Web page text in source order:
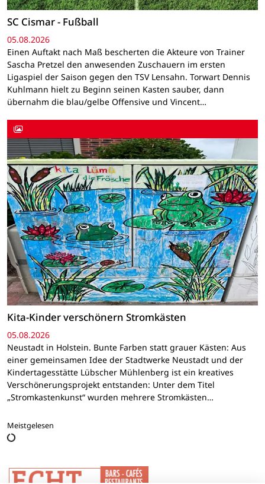
SC Cismar - Fußball
05.08.2026
Einen Auftakt nach Maß bescherten die Akteure von Trainer
Sascha Pretzel den anwesenden Zuschauern im ersten
Ligaspiel der Saison gegen den TSV Lensahn. Torwart Dennis
Kuhlmann hielt zu Beginn seinen Kasten sauber, dann
übernahm die blau/gelbe Offensive und Vincent…
Kita-Kinder verschönern Stromkästen
05.08.2026
Neustadt in Holstein. Bunte Farben statt grauer Kästen: Aus
einer gemeinsamen Idee der Stadtwerke Neustadt und der
Kindertagesstätte Lübscher Mühlenberg ist ein kreatives
Verschönerungsprojekt entstanden: Unter dem Titel
„Stromkastenkunst“ wurden mehrere Stromkästen…
Meistgelesen